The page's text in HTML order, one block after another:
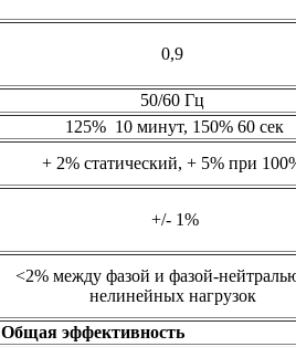
0,9
50/60 Гц
125% 10 минут, 150% 60 сек
+ 2% статический, + 5% при
+/- 1%
<2% между фазой и фазой-
нелинейных нагрузок
Общая эффективность